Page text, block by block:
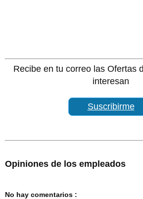
Recibe en tu correo las Ofertas
interesan
Suscribirme
Opiniones de los empleados
No hay comentarios :